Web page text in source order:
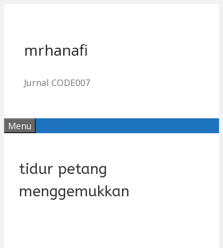
mrhanafi
Jurnal CODE007
Menu
tidur petang
menggemukkan